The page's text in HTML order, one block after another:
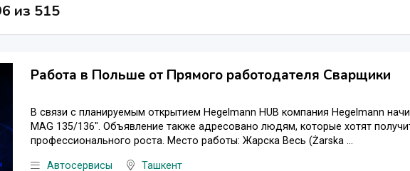
из 515
Работа в Польше от Прямого работодателя Сварщики
В связи с планируемым открытием Hegelmann HUB компания Hegelmann
MAG 135/136". Объявление также адресовано людям, которые хотят
профессионального роста. Место работы: Жарска Весь (Żarska ...
Автосервисы Ташкент